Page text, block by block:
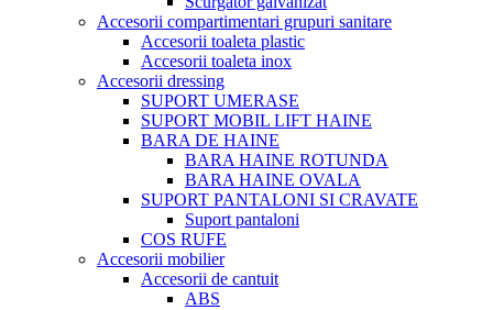
Accesorii compartimentari grupuri sanitare
Accesorii toaleta plastic
Accesorii toaleta inox
Accesorii dressing
SUPORT UMERASE
SUPORT MOBIL LIFT HAINE
BARA DE HAINE
BARA HAINE ROTUNDA
BARA HAINE OVALA
SUPORT PANTALONI SI CRAVATE
Suport pantaloni
COS RUFE
Accesorii mobilier
Accesorii de cantuit
ABS